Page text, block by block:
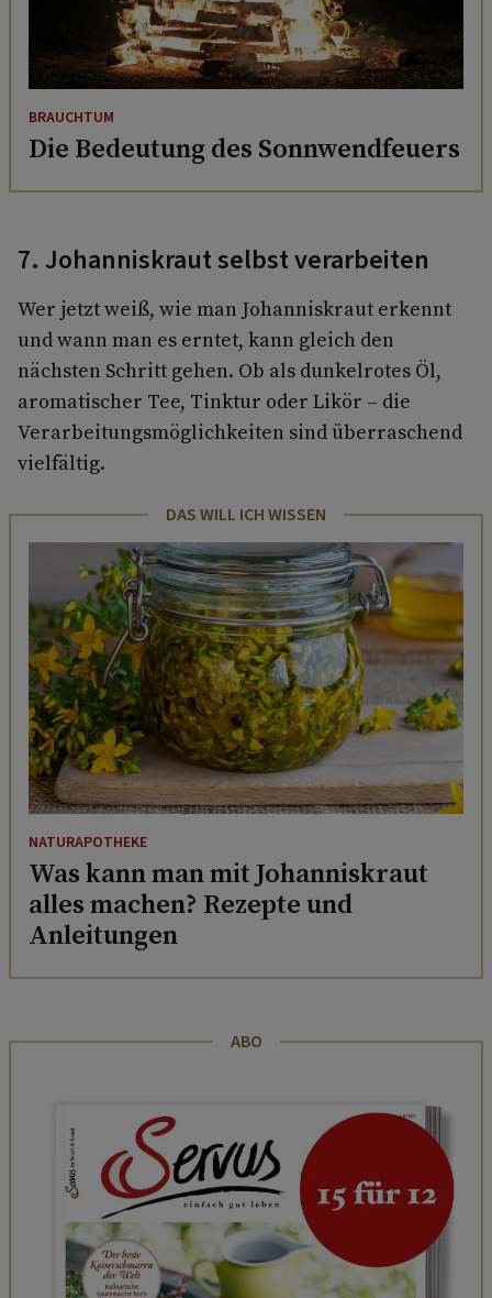
BRAUCHTUM
Die Bedeutung des Sonnwendfeuers
7. Johanniskraut selbst verarbeiten
Wer jetzt weiß, wie man Johanniskraut erkennt
und wann man es erntet, kann gleich den
nächsten Schritt gehen. Ob als dunkelrotes Öl,
aromatischer Tee, Tinktur oder Likör – die
Verarbeitungsmöglichkeiten sind überraschend
vielfältig.
DAS WILL ICH WISSEN
NATURAPOTHEKE
Was kann man mit Johanniskraut
alles machen? Rezepte und
Anleitungen
ABO